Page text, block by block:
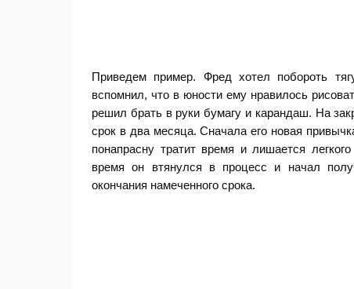
Приведем пример. Фред хотел побороть
вспомнил, что в юности ему нравилось
решил брать в руки бумагу и карандаш. На
срок в два месяца. Сначала его новая
понапрасну тратит время и лишается
время он втянулся в процесс и начал
окончания намеченного срока.